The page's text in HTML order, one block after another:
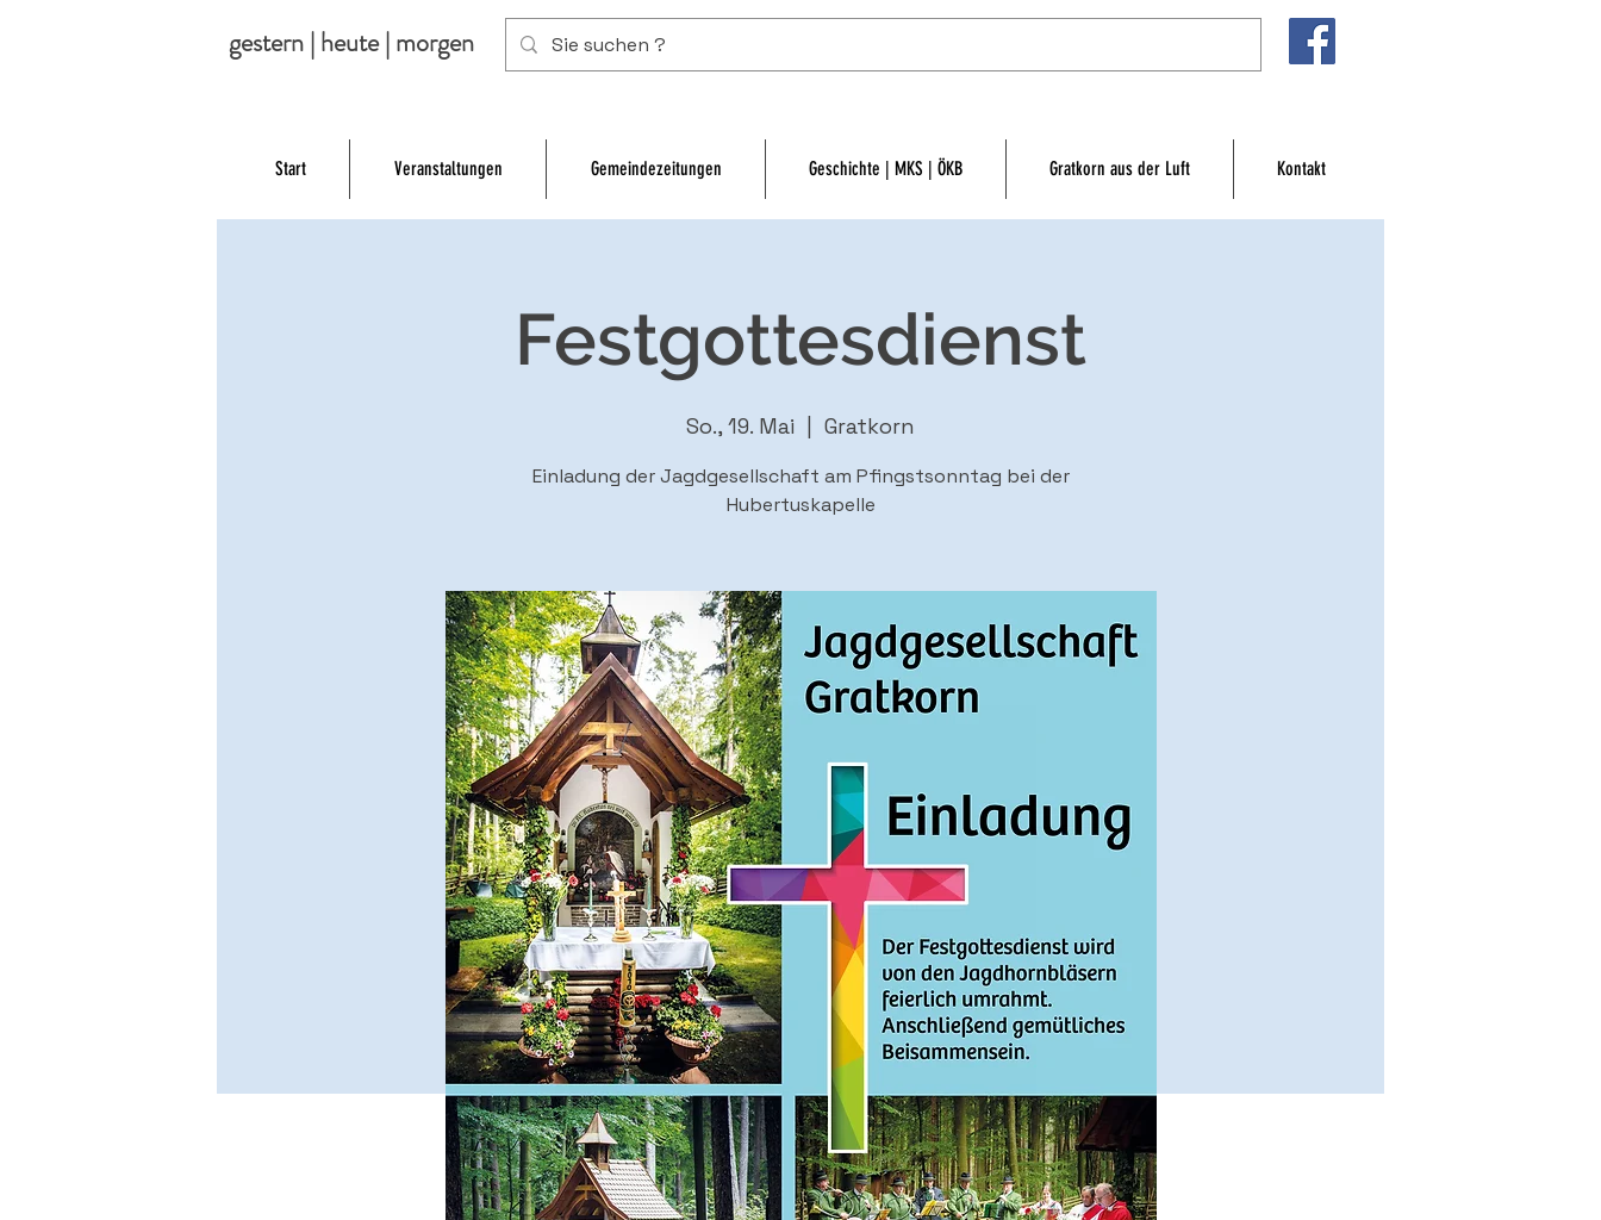
gestern | heute | morgen
Start Veranstaltungen Gemeindezeitungen Geschichte | MKS | ÖKB Gratkorn aus der Luft Kontakt
Festgottesdienst
So., 19. Mai Gratkorn
Einladung der Jagdgesellschaft am Pfingstsonntag bei der
Hubertuskapelle